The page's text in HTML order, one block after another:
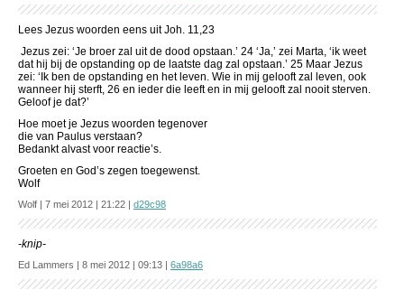
Lees Jezus woorden eens uit Joh. 11,23
Jezus zei: ‘Je broer zal uit de dood opstaan.’ 24 ‘Ja,’ zei Marta, ‘ik weet
dat hij bij de opstanding op de laatste dag zal opstaan.’ 25 Maar Jezus
zei: ‘Ik ben de opstanding en het leven. Wie in mij gelooft zal leven, ook
wanneer hij sterft, 26 en ieder die leeft en in mij gelooft zal nooit sterven.
Geloof je dat?’
Hoe moet je Jezus woorden tegenover
die van Paulus verstaan?
Bedankt alvast voor reactie’s.
Groeten en God’s zegen toegewenst.
Wolf
Wolf | 7 mei 2012 | 21:22 | d29c98
-knip-
Ed Lammers | 8 mei 2012 | 09:13 | 6a98a6